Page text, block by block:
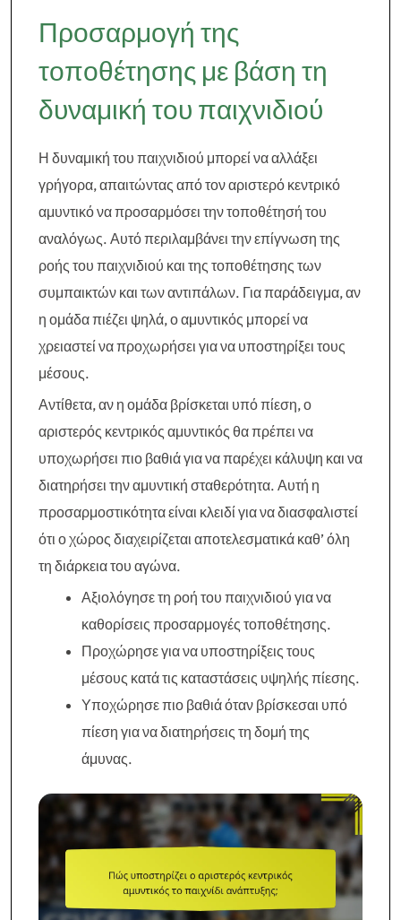
Προσαρμογή της
τοποθέτησης με βάση τη
δυναμική του παιχνιδιού
Η δυναμική του παιχνιδιού μπορεί να αλλάξει
γρήγορα, απαιτώντας από τον αριστερό κεντρικό
αμυντικό να προσαρμόσει την τοποθέτησή του
αναλόγως. Αυτό περιλαμβάνει την επίγνωση της
ροής του παιχνιδιού και της τοποθέτησης των
συμπαικτών και των αντιπάλων. Για παράδειγμα, αν
η ομάδα πιέζει ψηλά, ο αμυντικός μπορεί να
χρειαστεί να προχωρήσει για να υποστηρίξει τους
μέσους.
Αντίθετα, αν η ομάδα βρίσκεται υπό πίεση, ο
αριστερός κεντρικός αμυντικός θα πρέπει να
υποχωρήσει πιο βαθιά για να παρέχει κάλυψη και να
διατηρήσει την αμυντική σταθερότητα. Αυτή η
προσαρμοστικότητα είναι κλειδί για να διασφαλιστεί
ότι ο χώρος διαχειρίζεται αποτελεσματικά καθ’ όλη
τη διάρκεια του αγώνα.
Αξιολόγησε τη ροή του παιχνιδιού για να
καθορίσεις προσαρμογές τοποθέτησης.
Προχώρησε για να υποστηρίξεις τους
μέσους κατά τις καταστάσεις υψηλής πίεσης.
Υποχώρησε πιο βαθιά όταν βρίσκεσαι υπό
πίεση για να διατηρήσεις τη δομή της
άμυνας.